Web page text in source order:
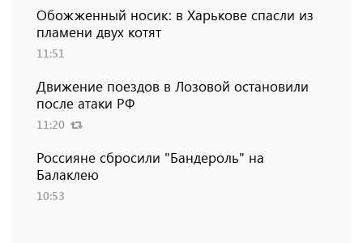
Обожженный носик: в Харькове спасли из
пламени двух котят
11:51
Движение поездов в Лозовой остановили
после атаки РФ
11:20
Россияне сбросили "Бандероль" на
Балаклею
10:53